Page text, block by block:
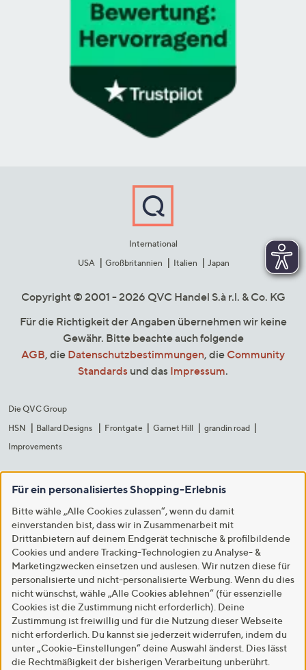
International
USA
Großbritannien Italien Japan
Copyright © 2001 - 2026 QVC Handel S.à r.l. & Co. KG
Für die Richtigkeit der Angaben übernehmen wir keine
Gewähr. Bitte beachte auch folgende
AGB, die Datenschutzbestimmungen, die Community
Standards und das Impressum.
Die QVC Group
HSN
Ballard Designs Frontgate Garnet Hill
grandin road
Improvements
Für ein personalisiertes Shopping-Erlebnis
Bitte wähle „Alle Cookies zulassen“, wenn du damit
einverstanden bist, dass wir in Zusammenarbeit mit
Drittanbietern auf deinem Endgerät technische & profilbildende
Cookies und andere Tracking-Technologien zu Analyse- &
Marketingzwecken einsetzen und auslesen. Wir nutzen diese für
personalisierte und nicht-personalisierte Werbung. Wenn du dies
nicht wünschst, wähle „Alle Cookies ablehnen“ (für essenzielle
Cookies ist die Zustimmung nicht erforderlich). Deine
Zustimmung ist freiwillig und für die Nutzung dieser Webseite
nicht erforderlich. Du kannst sie jederzeit widerrufen, indem du
unter „Cookie-Einstellungen“ deine Auswahl änderst. Dies lässt
die Rechtmäßigkeit der bisherigen Verarbeitung unberührt.